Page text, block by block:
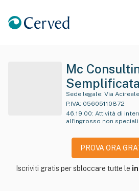
Mc
Semplificata
Sede legale: Via
P.IVA: 05605110872
46.19.00: Attività di
all'ingrosso non
PROVA ORA
Iscriviti gratis per sbloccare tutte le